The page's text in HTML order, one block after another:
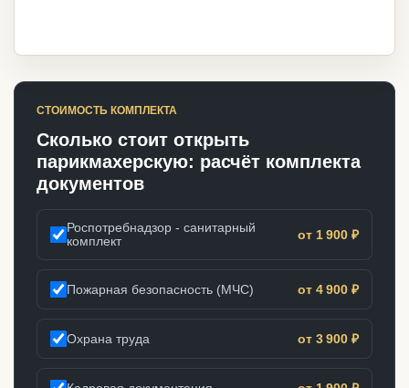
СТОИМОСТЬ КОМПЛЕКТА
Сколько стоит открыть
парикмахерскую: расчёт комплекта
документов
Роспотребнадзор - санитарный
комплект
от 1 900 ₽
Пожарная безопасность (МЧС) от 4 900 ₽
Охрана труда от 3 900 ₽